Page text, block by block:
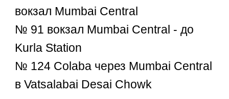
вокзал Mumbai Central
№ 91 вокзал Mumbai Central - до
Kurla Station
№ 124 Colaba через Mumbai Central
в Vatsalabai Desai Chowk